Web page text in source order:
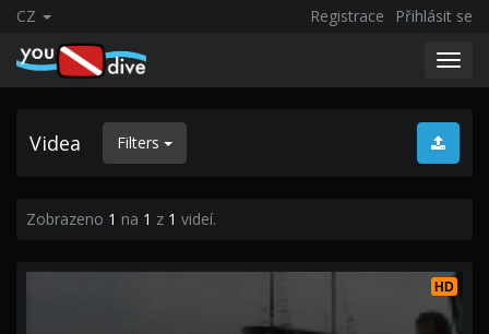
CZ Registrace Přihlásit se
Videa Filters
Zobrazeno 1 na 1 z 1 videí.
HD